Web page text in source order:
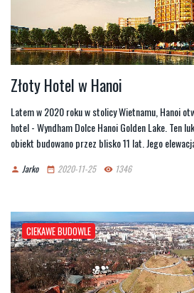
Złoty Hotel w Hanoi
Latem w 2020 roku w stolicy Wietnamu, Hanoi
hotel - Wyndham Dolce Hanoi Golden Lake. Ten
obiekt budowano przez blisko 11 lat. Jego
person Jarko date_range 2020-11-25 remove_red_eye 1346
CIEKAWE BUDOWLE